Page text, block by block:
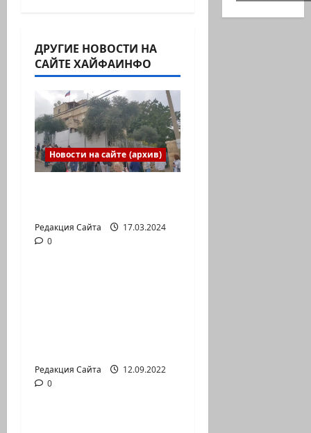
ДРУГИЕ НОВОСТИ НА
САЙТЕ ХАЙФАИНФО
Новости на сайте (архив)
Редакция Сайта
17.03.2024
0Новости на сайте (архив)
Редакция Сайта
12.09.2022
0Новости на сайте (архив)